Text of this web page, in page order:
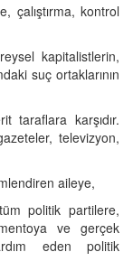
çalıştırma, kontrol
kapitalistlerin,
suç ortaklarının
taraflara karşıdır.
televizyon,
aileye,
politik partilere,
ve gerçek
eden politik